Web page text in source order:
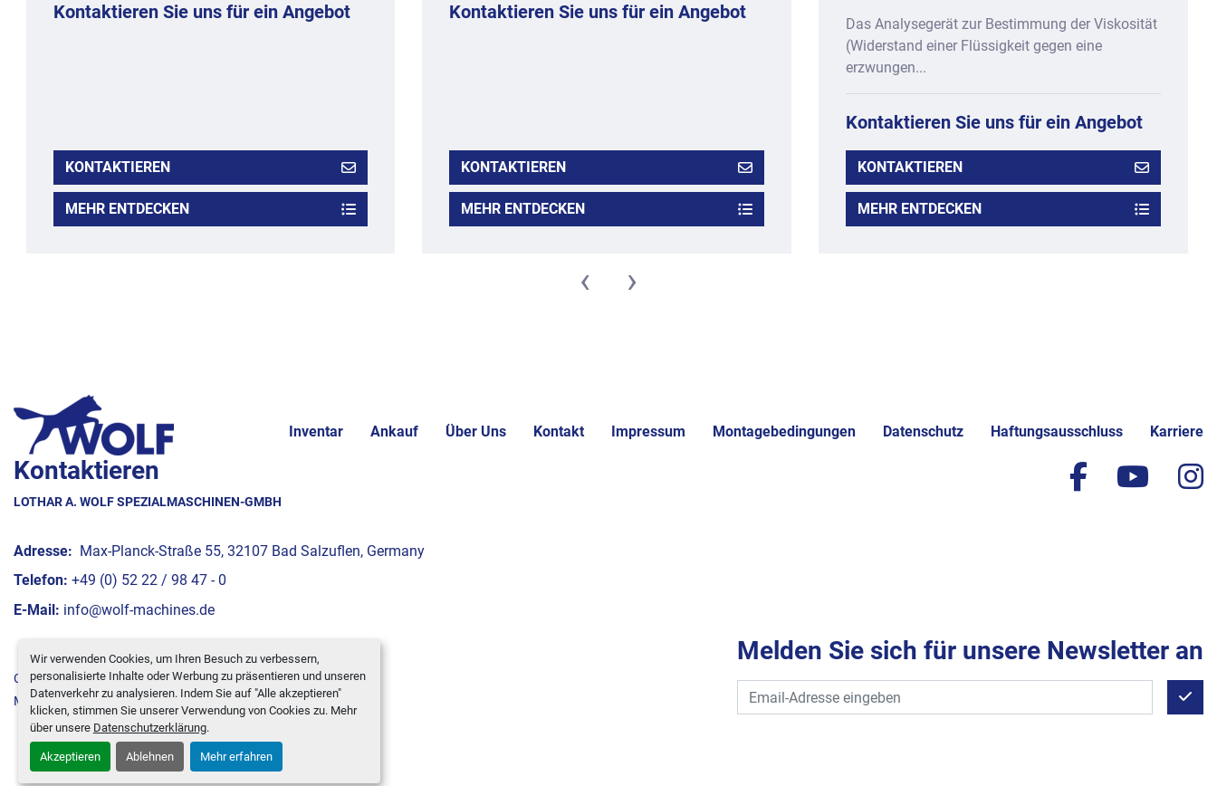
Wir verwenden Cookies, um Ihren Besuch zu verbessern,
personalisierte Inhalte oder Werbung zu präsentieren und unseren
Datenverkehr zu analysieren. Indem Sie auf "Alle akzeptieren"
klicken, stimmen Sie unserer Verwendung von Cookies zu. Mehr
über unsere Datenschutzerklärung.
Akzeptieren Ablehnen Mehr erfahren
Kontaktieren Sie uns für ein Angebot
KONTAKTIEREN
MEHR ENTDECKEN
Kontaktieren Sie uns für ein Angebot
KONTAKTIEREN
MEHR ENTDECKEN
Das Analysegerät zur Bestimmung der Viskosität
(Widerstand einer Flüssigkeit gegen eine
erzwungen...
Kontaktieren Sie uns für ein Angebot
KONTAKTIEREN
MEHR ENTDECKEN
‹ ›
Inventar Ankauf Über Uns Kontakt Impressum Montagebedingungen Datenschutz Haftungsausschluss Karriere
Kontaktieren
LOTHAR A. WOLF SPEZIALMASCHINEN-GMBH
Adresse: Max-Planck-Straße 55, 32107 Bad Salzuflen, Germany
Telefon: +49 (0) 52 22 / 98 47 - 0
E-Mail: info@wolf-machines.de
Cookie-Einstellungen
Machinio System-Website vonMachinio
facebook
Melden Sie sich für unsere Newsletter an